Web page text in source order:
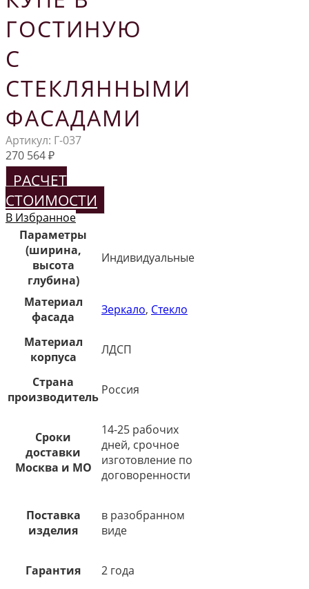
ГОСТИНУЮ
С
СТЕКЛЯННЫМИ
ФАСАДАМИ
Артикул: Г-037
270 564₽
РАСЧЕТ
СТОИМОСТИ
В Избранное
Параметры
(ширина,
высота
глубина)
Индивидуальные
Материал
фасада
Зеркало, Стекло
Материал
корпуса
ЛДСП
Страна
производитель Россия
Сроки
доставки
Москва и МО
14-25 рабочих
дней, срочное
изготовление по
договоренности
Поставка
изделия
в разобранном
виде
Гарантия 2 года